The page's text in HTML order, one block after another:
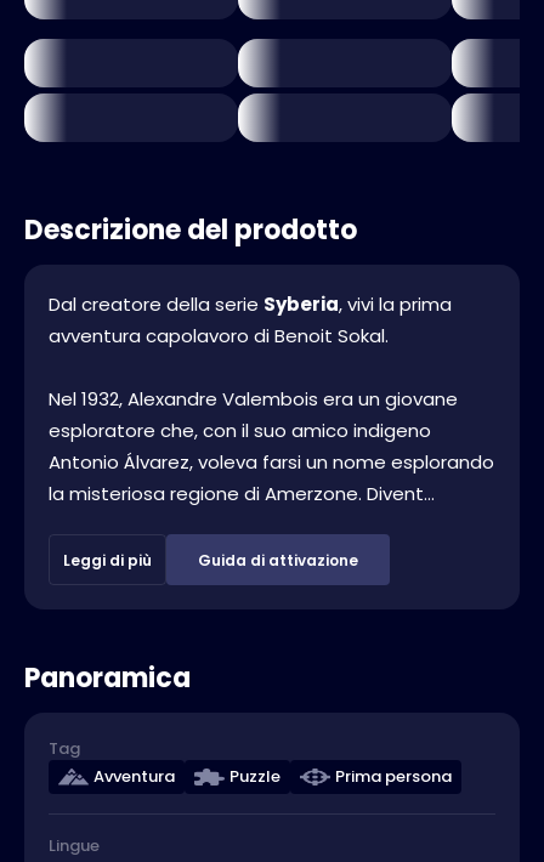
Descrizione del prodotto
Dal creatore della serie Syberia, vivi la prima
avventura capolavoro di Benoit Sokal.
Nel 1932, Alexandre Valembois era un giovane
esploratore che, con il suo amico indigeno
Antonio Álvarez, voleva farsi un nome esplorando
la misteriosa regione di Amerzone. Divent...
Leggi di più Guida di attivazione
Panoramica
Tag
Avventura
Puzzle Prima persona
Lingue